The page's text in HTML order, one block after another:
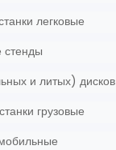
легковые
стенды
и литых) дисков
грузовые